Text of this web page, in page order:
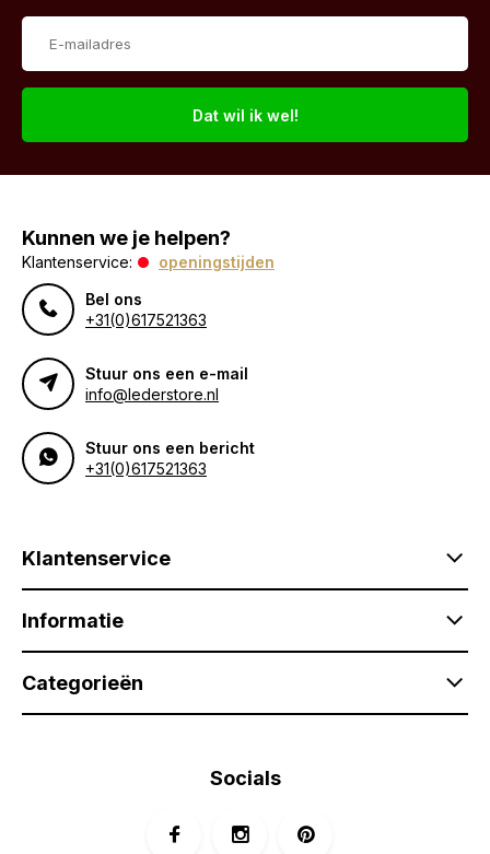
Dat wil ik wel!
Kunnen we je helpen?
Klantenservice:
openingstijden
Bel ons
+31(0)617521363
Stuur ons een e-mail
info@lederstore.nl
Stuur ons een bericht
+31(0)617521363
Klantenservice
Informatie
Categorieën
Socials